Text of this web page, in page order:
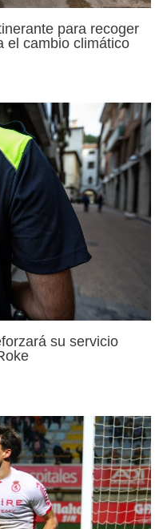
para recoger
el cambio climático
su servicio